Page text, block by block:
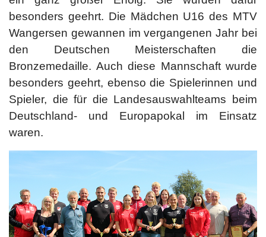
besonders geehrt. Die Mädchen U16 des MTV
Wangersen gewannen im vergangenen Jahr bei
den Deutschen Meisterschaften die
Bronzemedaille. Auch diese Mannschaft wurde
besonders geehrt, ebenso die Spielerinnen und
Spieler, die für die Landesauswahlteams beim
Deutschland- und Europapokal im Einsatz
waren.